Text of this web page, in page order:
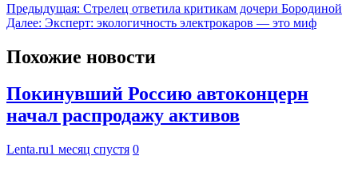
Предыдущая: Стрелец ответила критикам дочери Бородиной
Далее: Эксперт: экологичность электрокаров — это миф
Похожие новости
Покинувший Россию автоконцерн
начал распродажу активов
Lenta.ru1 месяц спустя 0